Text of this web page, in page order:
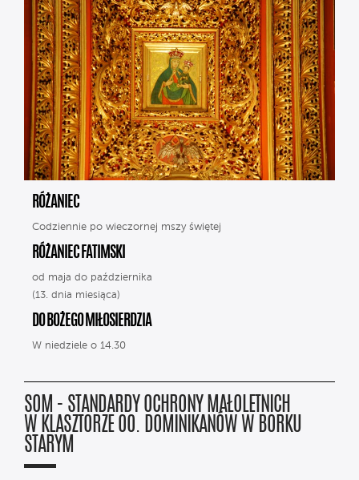
RÓŻANIEC
Codziennie po wieczornej mszy świętej
RÓŻANIEC FATIMSKI
od maja do października
(13. dnia miesiąca)
DO BOŻEGO MIŁOSIERDZIA
W niedziele o 14.30
SOM - STANDARDY OCHRONY MAŁOLETNICH
W KLASZTORZE OO. DOMINIKANÓW W BORKU
STARYM